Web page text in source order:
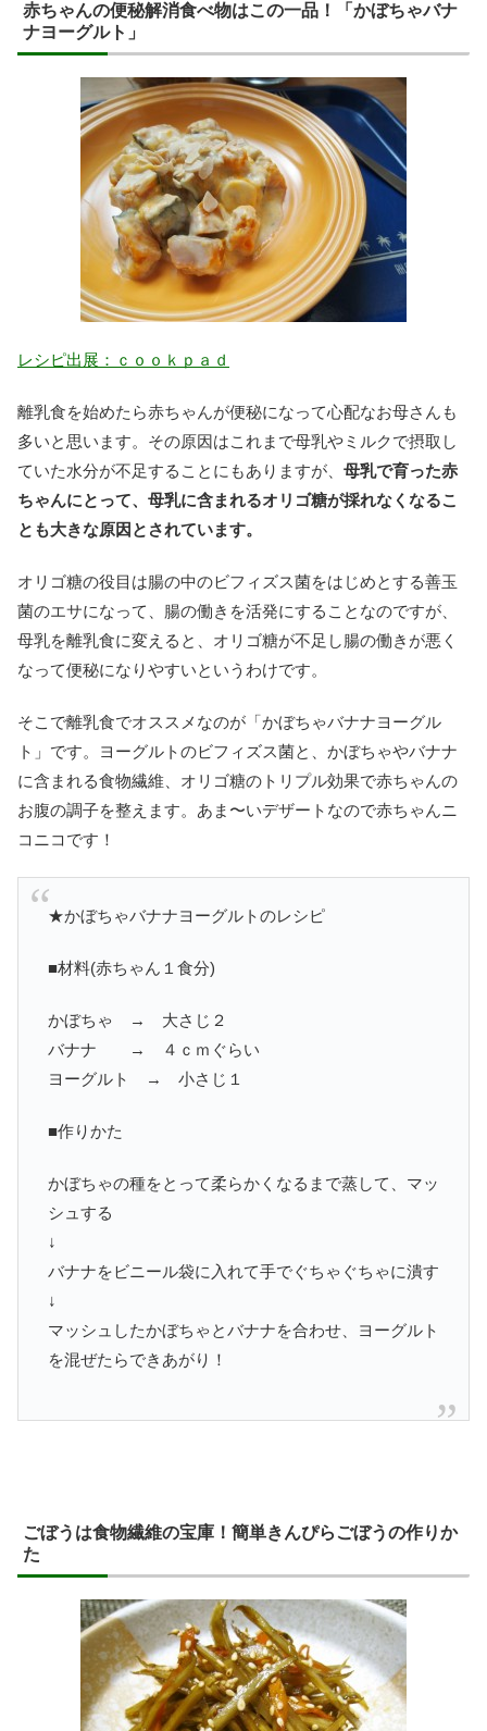
赤ちゃんの便秘解消食べ物はこの一品！「かぼちゃバナ
ナヨーグルト」
レシピ出展：ｃｏｏｋｐａｄ
離乳食を始めたら赤ちゃんが便秘になって心配なお母さんも
多いと思います。その原因はこれまで母乳やミルクで摂取し
ていた水分が不足することにもありますが、 母乳で育った赤
ちゃんにとって、母乳に含まれるオリゴ糖が採れなくなるこ
とも大きな原因とされています。
オリゴ糖の役目は腸の中のビフィズス菌をはじめとする善玉
菌のエサになって、腸の働きを活発にすることなのですが、
母乳を離乳食に変えると、オリゴ糖が不足し腸の働きが悪く
なって便秘になりやすいというわけです。
そこで離乳食でオススメなのが「かぼちゃバナナヨーグル
ト」です。ヨーグルトのビフィズス菌と、かぼちゃやバナナ
に含まれる食物繊維、オリゴ糖のトリプル効果で赤ちゃんの
お腹の調子を整えます。あま〜いデザートなので赤ちゃんニ
コニコです！
★かぼちゃバナナヨーグルトのレシピ
■材料(赤ちゃん１食分)
かぼちゃ → 大さじ２
バナナ → ４ｃｍぐらい
ヨーグルト → 小さじ１
■作りかた
かぼちゃの種をとって柔らかくなるまで蒸して、マッ
シュする
↓
バナナをビニール袋に入れて手でぐちゃぐちゃに潰す
↓
マッシュしたかぼちゃとバナナを合わせ、ヨーグルト
を混ぜたらできあがり！
ごぼうは食物繊維の宝庫！簡単きんぴらごぼうの作りか
た